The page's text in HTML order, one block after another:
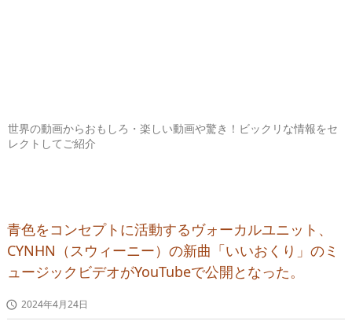
世界の動画からおもしろ・楽しい動画や驚き！ビックリな情報をセ
レクトしてご紹介
青色をコンセプトに活動するヴォーカルユニット、
CYNHN（スウィーニー）の新曲「いいおくり」のミ
ュージックビデオがYouTubeで公開となった。
 2024年4月24日